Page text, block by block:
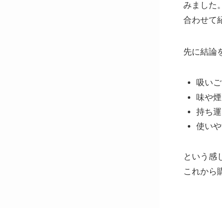
みました
合わせて
先に結論
吸い
味や
持ち
使い
という感
これから